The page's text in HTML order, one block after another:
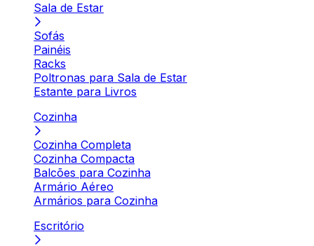
Sala de Estar
Sofás
Painéis
Racks
Poltronas para Sala de Estar
Estante para Livros
Cozinha
Cozinha Completa
Cozinha Compacta
Balcões para Cozinha
Armário Aéreo
Armários para Cozinha
Escritório